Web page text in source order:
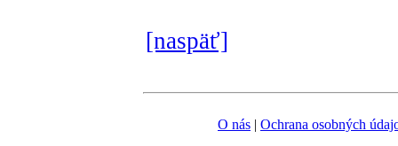
[naspäť]
O nás | Ochrana osobných